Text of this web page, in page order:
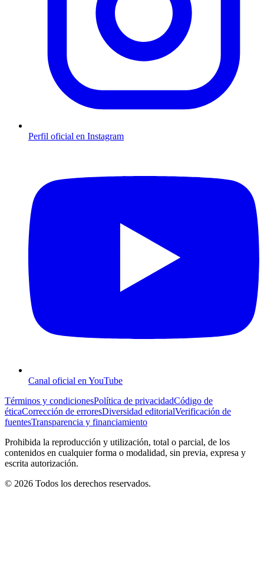
Perfil oficial en Instagram
Canal oficial en YouTube
Términos y condicionesPolítica de privacidadCódigo de
éticaCorrección de erroresDiversidad editorialVerificación de
fuentesTransparencia y financiamiento
Prohibida la reproducción y utilización, total o parcial, de los
contenidos en cualquier forma o modalidad, sin previa, expresa y
escrita autorización.
© 2026 Todos los derechos reservados.